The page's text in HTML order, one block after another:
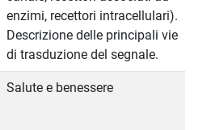
enzimi, recettori intracellulari).
Descrizione delle principali vie
di trasduzione del segnale.
Salute e benessere